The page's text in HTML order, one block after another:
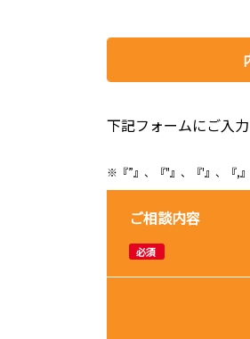
下記フォームにご入力
※『”』、『"』、『'』、『,
ご相談内容
必須